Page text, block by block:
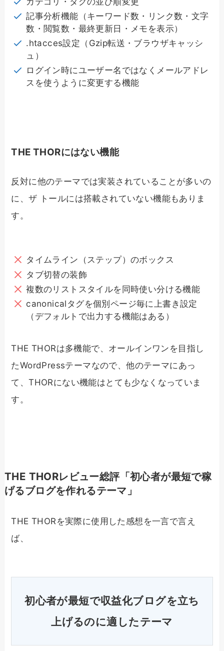
記事分析機能（キーワード数・リンク数・文字
数・閲覧数・最終更新日・メモを表示）
.htacces設定（Gzip転送・ブラウザキャッシ
ュ）
ログイン時にユーザー名ではなくメールアドレ
スを使うように変更する機能
THE THORにはない機能
反対に他のテーマでは実装されていることが多いの
に、ザ トールには搭載されていない機能もありま
す。
タイムライン（ステップ）のボックス
タブ切替の装飾
複数のリストスタイルを同時使い分ける機能
canonicalタグを個別ページ毎に上書き設定
（デフォルトで出力する機能はある）
THE THORは多機能で、オールインワンを目指し
たWordPressテーマなので、他のテーマにあっ
て、THORにない機能はとても少なくなっていま
す。
THE THORレビュー総評「初心者が最短で稼
げるブログを作れるテーマ」
THE THORを実際に使用した感想を一言で言え
ば、
初心者が最短で収益化ブログを立ち
上げるのに適したテーマ